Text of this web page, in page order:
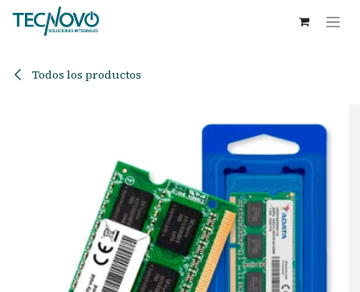
Ir al contenido
Todos los productos